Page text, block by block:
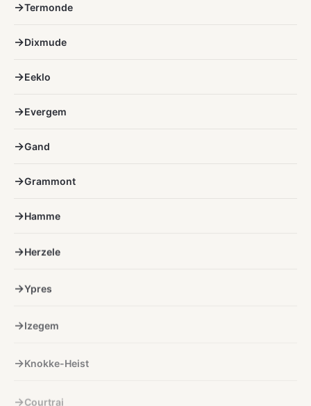
Termonde
Dixmude
Eeklo
Evergem
Gand
Grammont
Hamme
Herzele
Ypres
Izegem